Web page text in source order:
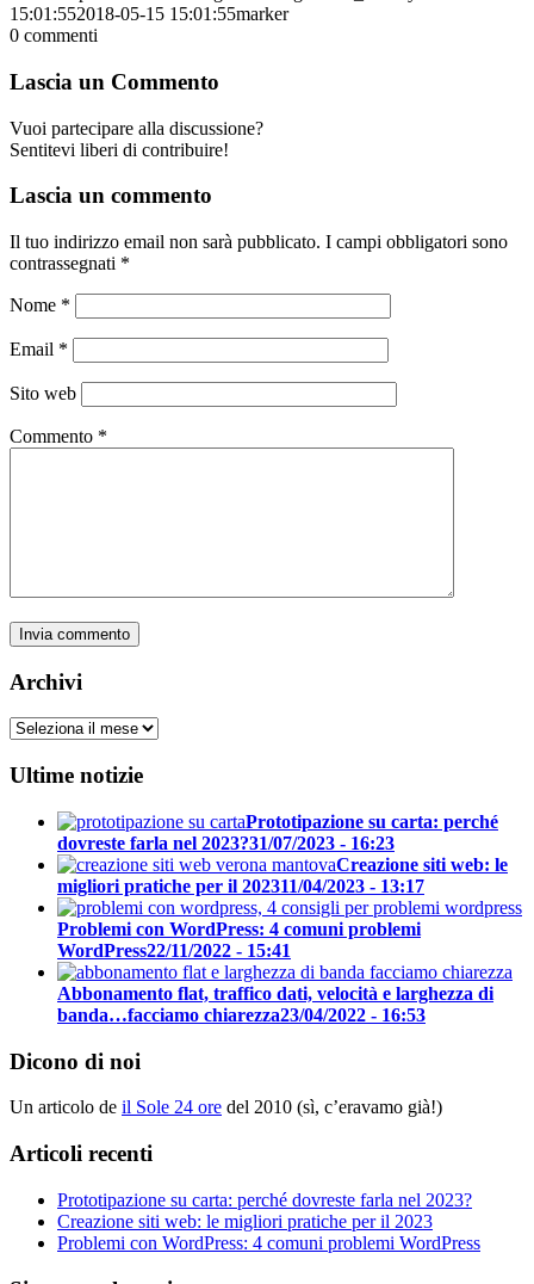
15:01:552018-05-15 15:01:55marker
0 commenti
Lascia un Commento
Vuoi partecipare alla discussione?
Sentitevi liberi di contribuire!
Lascia un commento
Il tuo indirizzo email non sarà pubblicato. I campi obbligatori sono
contrassegnati *
Nome *
Email *
Sito web
Commento *
Archivi
Archivi
Ultime notizie
Prototipazione su carta: perché
dovreste farla nel 2023?31/07/2023 - 16:23
Creazione siti web: le
migliori pratiche per il 202311/04/2023 - 13:17
Problemi con WordPress: 4 comuni problemi
WordPress22/11/2022 - 15:41
Abbonamento flat, traffico dati, velocità e larghezza di
banda…facciamo chiarezza23/04/2022 - 16:53
Dicono di noi
Un articolo de il Sole 24 ore del 2010 (sì, c’eravamo già!)
Articoli recenti
Prototipazione su carta: perché dovreste farla nel 2023?
Creazione siti web: le migliori pratiche per il 2023
Problemi con WordPress: 4 comuni problemi WordPress